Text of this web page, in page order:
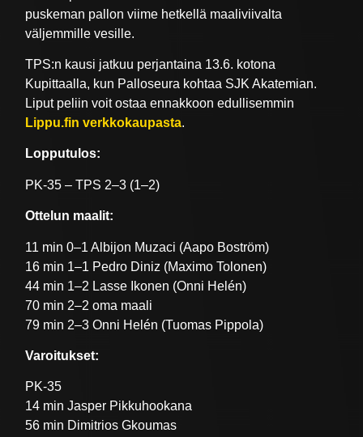
puskeman pallon viime hetkellä maaliviivalta
väljemmille vesille.
TPS:n kausi jatkuu perjantaina 13.6. kotona
Kupittaalla, kun Palloseura kohtaa SJK Akatemian.
Liput peliin voit ostaa ennakkoon edullisemmin
Lippu.fin verkkokaupasta.
Lopputulos:
PK-35 – TPS 2–3 (1–2)
Ottelun maalit:
11 min 0–1 Albijon Muzaci (Aapo Boström)
16 min 1–1 Pedro Diniz (Maximo Tolonen)
44 min 1–2 Lasse Ikonen (Onni Helén)
70 min 2–2 oma maali
79 min 2–3 Onni Helén (Tuomas Pippola)
Varoitukset:
PK-35
14 min Jasper Pikkuhookana
56 min Dimitrios Gkoumas